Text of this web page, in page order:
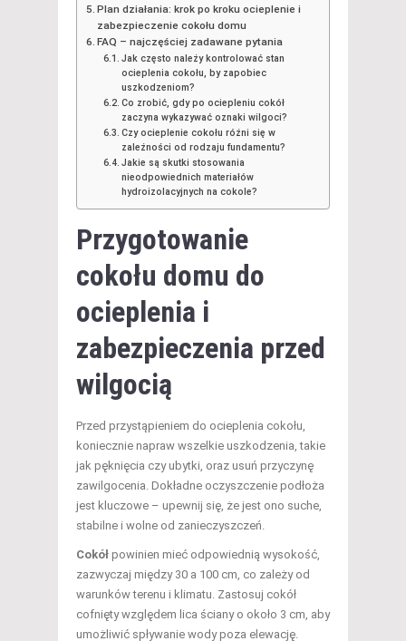
Plan działania: krok po kroku ocieplenie i
zabezpieczenie cokołu domu
FAQ – najczęściej zadawane pytania
Jak często należy kontrolować stan
ocieplenia cokołu, by zapobiec
uszkodzeniom?
Co zrobić, gdy po ociepleniu cokół
zaczyna wykazywać oznaki wilgoci?
Czy ocieplenie cokołu różni się w
zależności od rodzaju fundamentu?
Jakie są skutki stosowania
nieodpowiednich materiałów
hydroizolacyjnych na cokole?
Przygotowanie
cokołu domu do
ocieplenia i
zabezpieczenia przed
wilgocią
Przed przystąpieniem do ocieplenia cokołu,
koniecznie napraw wszelkie uszkodzenia, takie
jak pęknięcia czy ubytki, oraz usuń przyczynę
zawilgocenia. Dokładne oczyszczenie podłoża
jest kluczowe – upewnij się, że jest ono suche,
stabilne i wolne od zanieczyszczeń.
Cokół powinien mieć odpowiednią wysokość,
zazwyczaj między 30 a 100 cm, co zależy od
warunków terenu i klimatu. Zastosuj cokół
cofnięty względem lica ściany o około 3 cm, aby
umożliwić spływanie wody poza elewację.